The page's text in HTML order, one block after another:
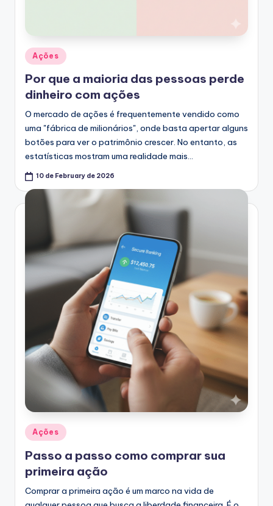
Posted
in
Ações
Por que a maioria das pessoas perde
dinheiro com ações
O mercado de ações é frequentemente vendido como
uma "fábrica de milionários", onde basta apertar alguns
botões para ver o patrimônio crescer. No entanto, as
estatísticas mostram uma realidade mais…
10 de February de 2026
Posted
in
Ações
Passo a passo como comprar sua
primeira ação
Comprar a primeira ação é um marco na vida de